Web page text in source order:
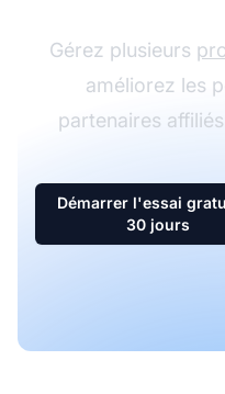
Gérez plusieurs
améliorez les
partenaires
Démarrer l'essai
30 jours